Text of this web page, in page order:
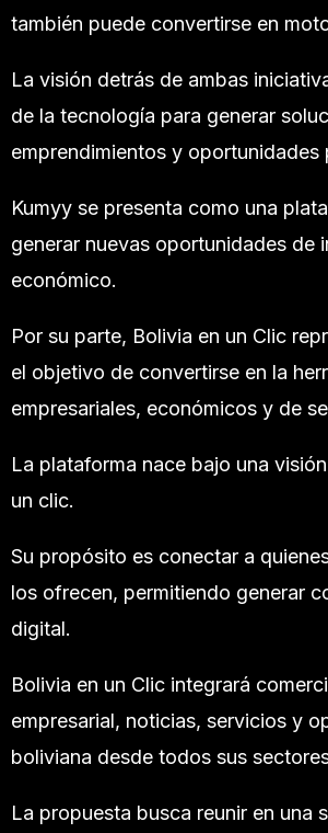
también puede convertirse en
La visión detrás de ambas
de la tecnología para generar
emprendimientos y oportunidades
Kumyy se presenta como una
generar nuevas oportunidades de
económico.
Por su parte, Bolivia en un Clic
el objetivo de convertirse en la
empresariales, económicos y de
La plataforma nace bajo una
un clic.
Su propósito es conectar a
los ofrecen, permitiendo generar
digital.
Bolivia en un Clic integrará
empresarial, noticias, servicios y
boliviana desde todos sus
La propuesta busca reunir en una